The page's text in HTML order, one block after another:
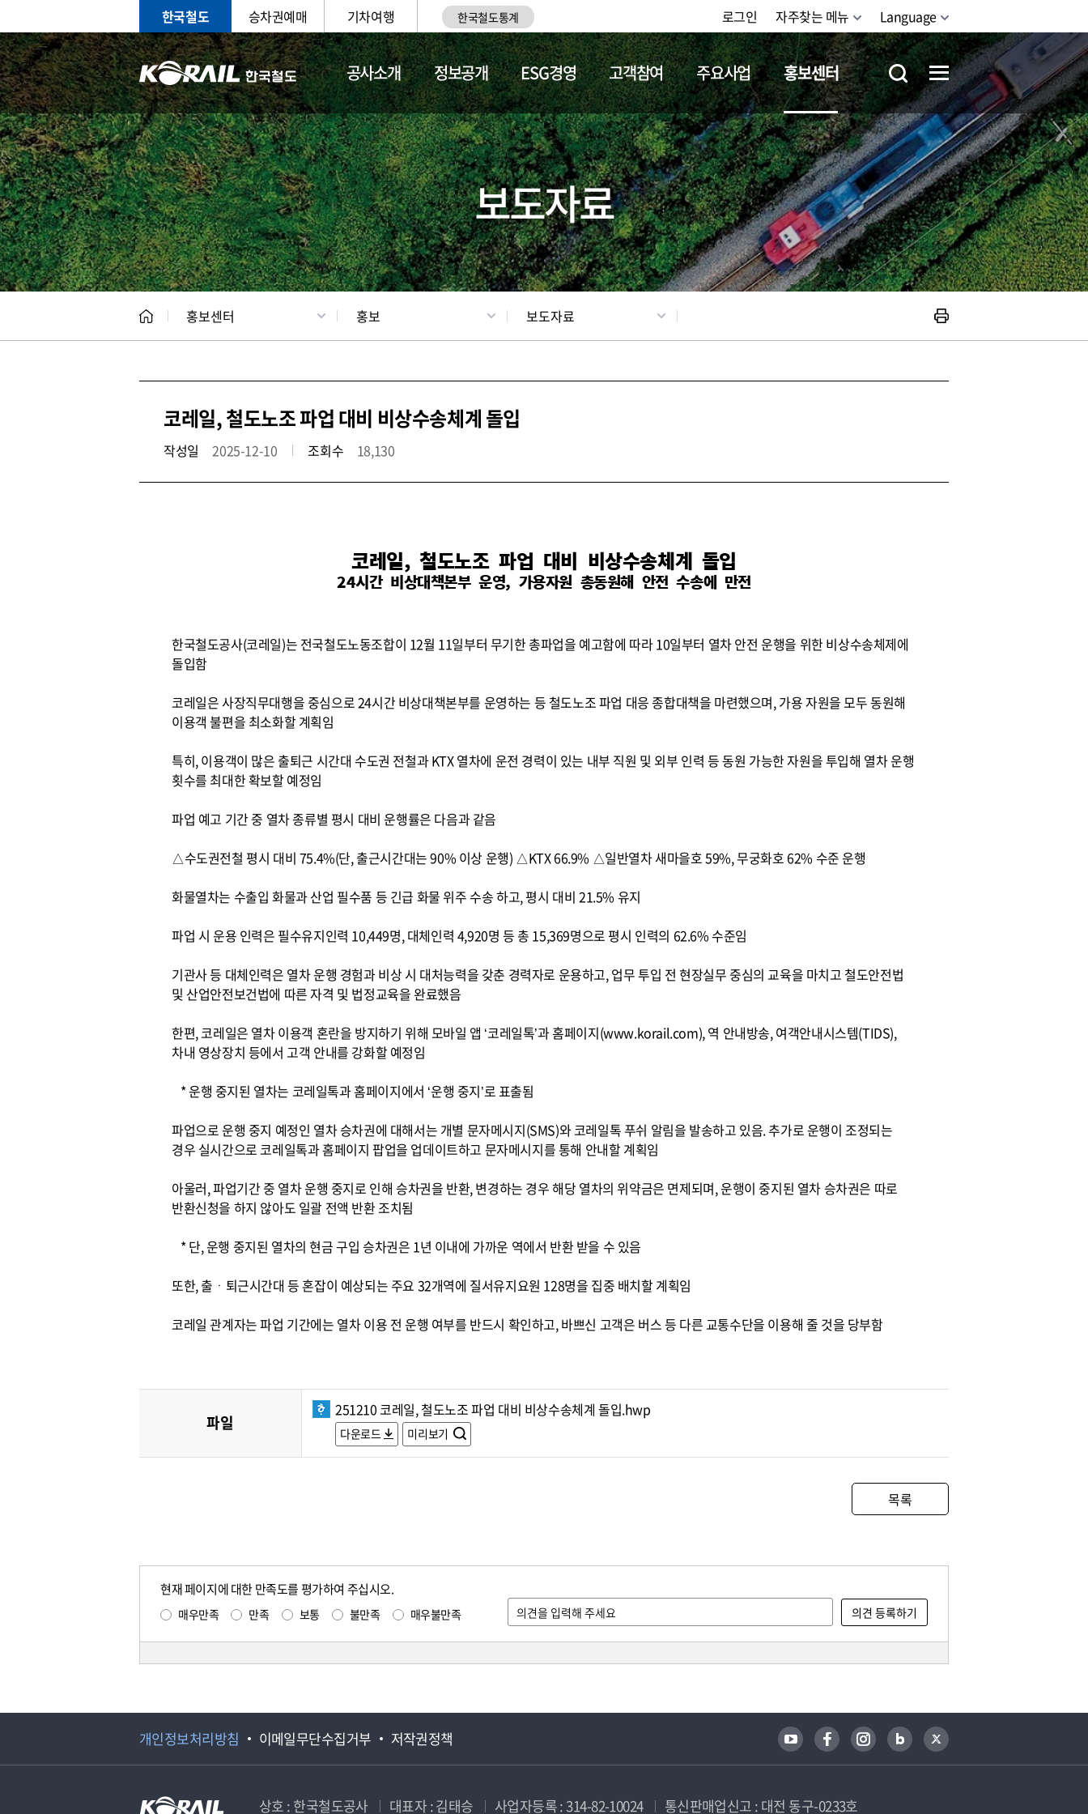
한국철도 승차권예매 기차여행 한국철도통계 로그인 자주찾는 메뉴 Language
공사소개 정보공개 ESG경영 고객참여 주요사업 홍보센터
홍보 문화사업 갤러리 기차소개 철도체험
보도자료
홍보센터 홍보 보도자료
코레일, 철도노조 파업 대비 비상수송체계 돌입
작성일 2025-12-10 조회수 18,130
코레일, 철도노조 파업 대비 비상수송체계 돌입
24시간 비상대책본부 운영, 가용자원 총동원해 안전 수송에 만전
한국철도공사(코레일)는 전국철도노동조합이 12월 11일부터 무기한 총파업을 예고함에 따라 10일부터 열차 안전 운행을 위한 비상수송체제에
돌입함
코레일은 사장직무대행을 중심으로 24시간 비상대책본부를 운영하는 등 철도노조 파업 대응 종합대책을 마련했으며, 가용 자원을 모두 동원해
이용객 불편을 최소화할 계획임
특히, 이용객이 많은 출퇴근 시간대 수도권 전철과 KTX 열차에 운전 경력이 있는 내부 직원 및 외부 인력 등 동원 가능한 자원을 투입해 열차 운행
횟수를 최대한 확보할 예정임
파업 예고 기간 중 열차 종류별 평시 대비 운행률은 다음과 같음
△수도권전철 평시 대비 75.4%(단, 출근시간대는 90% 이상 운행) △KTX 66.9% △일반열차 새마을호 59%, 무궁화호 62% 수준 운행
화물열차는 수출입 화물과 산업 필수품 등 긴급 화물 위주 수송 하고, 평시 대비 21.5% 유지
파업 시 운용 인력은 필수유지인력 10,449명, 대체인력 4,920명 등 총 15,369명으로 평시 인력의 62.6% 수준임
기관사 등 대체인력은 열차 운행 경험과 비상 시 대처능력을 갖춘 경력자로 운용하고, 업무 투입 전 현장실무 중심의 교육을 마치고 철도안전법
및 산업안전보건법에 따른 자격 및 법정교육을 완료했음
한편, 코레일은 열차 이용객 혼란을 방지하기 위해 모바일 앱 ‘코레일톡’과 홈페이지(www.korail.com), 역 안내방송, 여객안내시스템(TIDS),
차내 영상장치 등에서 고객 안내를 강화할 예정임
* 운행 중지된 열차는 코레일톡과 홈페이지에서 ‘운행 중지’로 표출됨
파업으로 운행 중지 예정인 열차 승차권에 대해서는 개별 문자메시지(SMS)와 코레일톡 푸쉬 알림을 발송하고 있음. 추가로 운행이 조정되는
경우 실시간으로 코레일톡과 홈페이지 팝업을 업데이트하고 문자메시지를 통해 안내할 계획임
아울러, 파업기간 중 열차 운행 중지로 인해 승차권을 반환, 변경하는 경우 해당 열차의 위약금은 면제되며, 운행이 중지된 열차 승차권은 따로
반환신청을 하지 않아도 일괄 전액 반환 조치됨
* 단, 운행 중지된 열차의 현금 구입 승차권은 1년 이내에 가까운 역에서 반환 받을 수 있음
또한, 출ㆍ퇴근시간대 등 혼잡이 예상되는 주요 32개역에 질서유지요원 128명을 집중 배치할 계획임
코레일 관계자는 파업 기간에는 열차 이용 전 운행 여부를 반드시 확인하고, 바쁘신 고객은 버스 등 다른 교통수단을 이용해 줄 것을 당부함
파일
251210 코레일, 철도노조 파업 대비 비상수송체계 돌입.hwp
다운로드 미리보기
목록
현재 페이지에 대한 만족도를 평가하여 주십시오.
매우만족 만족 보통 불만족 매우불만족
개인정보처리방침 이메일무단수집거부 저작권정책
상호 : 한국철도공사 대표자 : 김태승 사업자등록 : 314-82-10024 통신판매업신고 : 대전 동구-0233호